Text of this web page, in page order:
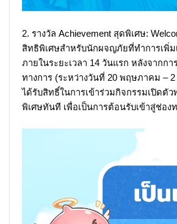
2. รางวัล Achievement สุดพิเศษ:
สิทธิพิเศษสำหรับนักผจญภัยที่ทำการเพิ่ม
ภายในระยะเวลา 14 วันแรก หลังจากกา
ทางการ (ระหว่างวันที่ 20 พฤษภาคม –
ได้รับสิทธิ์ในการเข้าร่วมกิจกรรมเปิดตั
พิเศษทันที เพื่อเป็นการต้อนรับเข้าสู่ช่อง